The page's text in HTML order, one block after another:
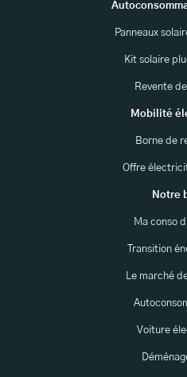
Panneaux
Kit solaire
Revente
Mobilité
Borne de
Offre
Notre
Ma conso
Transition
Le marché
Voiture